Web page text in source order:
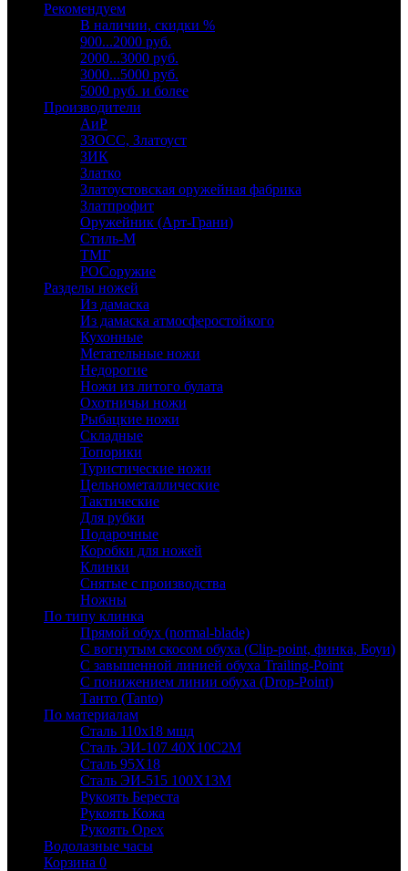
Рекомендуем
В наличии, скидки %
900...2000 руб.
2000...3000 руб.
3000...5000 руб.
5000 руб. и более
Производители
АиР
ЗЗОСС, Златоуст
ЗИК
Златко
Златоустовская оружейная фабрика
Златпрофит
Оружейник (Арт-Грани)
Стиль-М
ТМГ
РОСоружие
Разделы ножей
Из дамаска
Из дамаска атмосферостойкого
Кухонные
Метательные ножи
Недорогие
Ножи из литого булата
Охотничьи ножи
Рыбацкие ножи
Складные
Топорики
Туристические ножи
Цельнометаллические
Тактические
Для рубки
Подарочные
Коробки для ножей
Клинки
Снятые с производства
Ножны
По типу клинка
Прямой обух (normal-blade)
С вогнутым скосом обуха (Clip-point, финка, Боуи)
С завышенной линией обуха Trailing-Point
С понижением линии обуха (Drop-Point)
Танто (Tanto)
По материалам
Сталь 110х18 мшд
Сталь ЭИ-107 40Х10С2М
Сталь 95Х18
Сталь ЭИ-515 100Х13М
Рукоять Береста
Рукоять Кожа
Рукоять Орех
Водолазные часы
Корзина 0